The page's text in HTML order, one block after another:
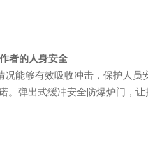
者的人身安全
能够有效吸收冲击，保护人
弹出式缓冲安全防爆炉门，让